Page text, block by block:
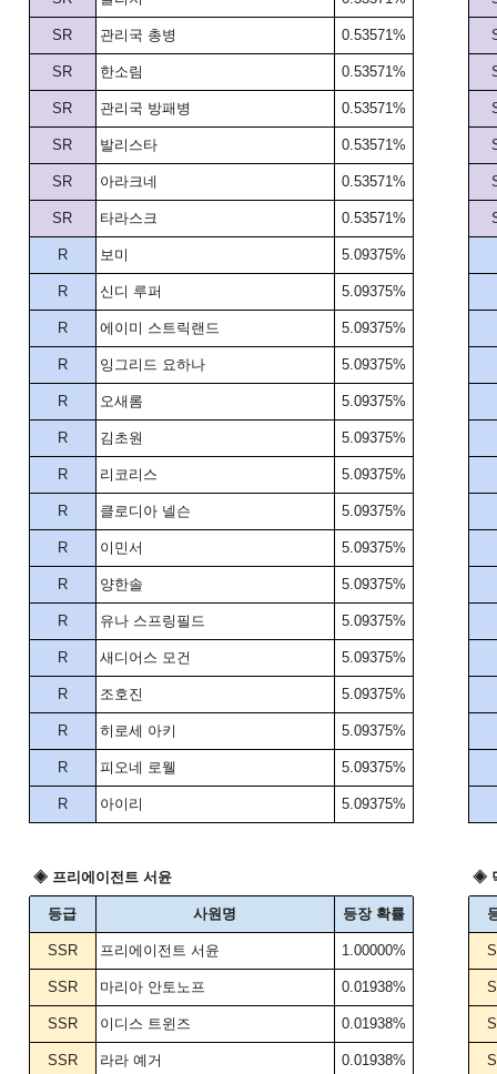
SR 관리국 총병 0.53571%
SR 한소림 0.53571%
SR 관리국 방패병 0.53571%
SR 발리스타 0.53571%
SR 아라크네 0.53571%
SR 타라스크 0.53571%
R 보미 5.09375%
R 신디 루퍼 5.09375%
R 에이미 스트릭랜드 5.09375%
R 잉그리드 요하나 5.09375%
R 오새롬 5.09375%
R 김초원 5.09375%
R 리코리스 5.09375%
R 클로디아 넬슨 5.09375%
R 이민서 5.09375%
R 양한솔 5.09375%
R 유나 스프링필드 5.09375%
R 새디어스 모건 5.09375%
R 조호진 5.09375%
R 히로세 아키 5.09375%
R 피오네 로웰 5.09375%
R 아이리 5.09375%
◈ 프리에이전트 서윤 ◈
등급 사원명 등장 확률
SSR 프리에이전트 서윤 1.00000%
SSR 마리아 안토노프 0.01938%
SSR 이디스 트윈즈 0.01938%
SSR 라라 예거 0.01938%